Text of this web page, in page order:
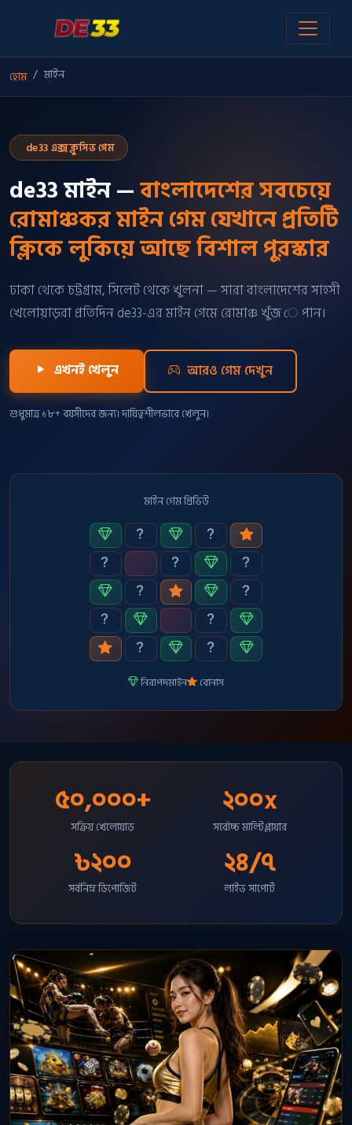
হোম মাইন
de33 এক্সক্লুসিভ গেম
de33 মাইন —বাংলাদেশের সবচেয়ে
রোমাঞ্চকর মাইন গেম যেখানে প্রতিটি
ক্লিকে লুকিয়ে আছে বিশাল পুরস্কার
ঢাকা থেকে চট্টগ্রাম, সিলেট থেকে খুলনা — সারা বাংলাদেশের সাহসী
খেলোয়াড়রা প্রতিদিন de33-এর মাইন গেমে রোমাঞ্চ খুঁজ ে পান।
এখনই খেলুন আরও গেম দেখুন
শুধুমাত্র ১৮+ বয়সীদের জন্য। দায়িত্বশীলভাবে খেলুন।
মাইন গেম প্রিভিউ
নিরাপদমাইন বোনাস
৫০,০০০+
সক্রিয় খেলোয়াড়
২০০x
সর্বোচ্চ মাল্টিপ্লায়ার
৳২০০
সর্বনিম্ন ডিপোজিট
২৪/৭
লাইভ সাপোর্ট